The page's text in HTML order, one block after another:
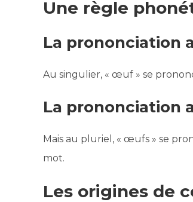
Une règle
La prononciation
Au singulier, « œuf » se
La prononciation
Mais au pluriel, « œufs » se
mot.
Les origines de